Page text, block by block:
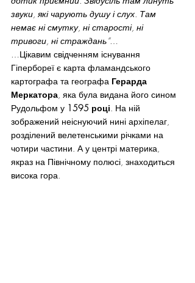
звуки, які чарують душу і слух. Там
немає ні смутку, ні старості, ні
тривоги, ні страждань”…
…Цікавим свідченням існування
Гіпербореї є карта фламандського
картографа та географа Герарда
Меркатора , яка була видана його сином
Рудольфом у 1595 році . На ній
зображений неіснуючий нині архіпелаг,
розділений велетенськими річками на
чотири частини. А у центрі материка,
якраз на Північному полюсі, знаходиться
висока гора.